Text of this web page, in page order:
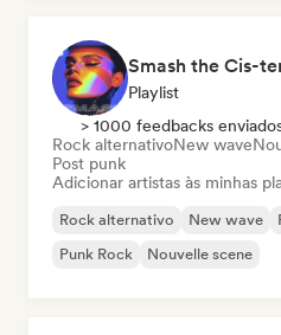
Smash the Cis-
Playlist
> 1000 feedbacks
Rock alternativoNew wave
Post punk
Adicionar artistas às minhas
Rock alternativo New wave
Punk Rock
Nouvelle scene